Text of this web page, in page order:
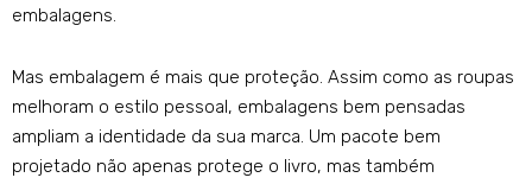
embalagens.
Mas embalagem é mais que proteção. Assim como as roupas
melhoram o estilo pessoal, embalagens bem pensadas
ampliam a identidade da sua marca. Um pacote bem
projetado não apenas protege o livro, mas também